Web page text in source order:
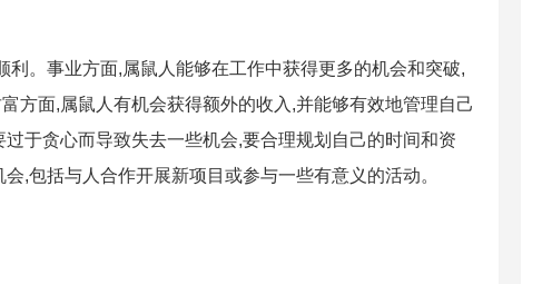
。事业方面,属鼠人能够在工作中获得更多的机会和突破,
方面,属鼠人有机会获得额外的收入,并能够有效地管理自己
于贪心而导致失去一些机会,要合理规划自己的时间和资
,包括与人合作开展新项目或参与一些有意义的活动。